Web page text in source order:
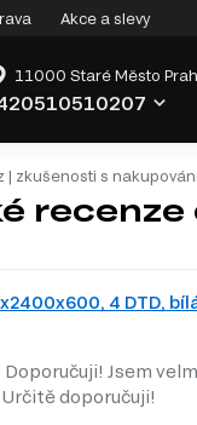
Akce a slevy
11000 Staré Město
| zkušenosti s
4 DTD,
Doporučuji! Jsem
doporučuji!